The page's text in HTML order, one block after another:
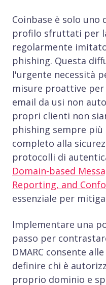
Coinbase è solo
profilo sfruttati per
regolarmente
phishing. Questa
l'urgente necessità
misure proattive
email da usi non
propri clienti non
phishing sempre
completo alla
protocolli di
Domain-based
Reporting, and
essenziale per
Implementare una
passo per
DMARC consente
definire chi è
proprio dominio e